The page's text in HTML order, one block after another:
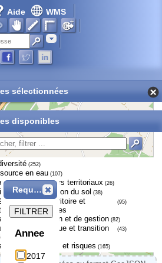
Aide WMS
Adresse
sélectionnées
disponibles
(252)
en eau (107)
et acteurs territoriaux (26)
et occupation du sol (38)
du territoire et
écologiques
(95)
de protection et de gestion (82)
climatique et transition
(43)
pressions et risques (165)
Requête
Annee
2017
FILTRER